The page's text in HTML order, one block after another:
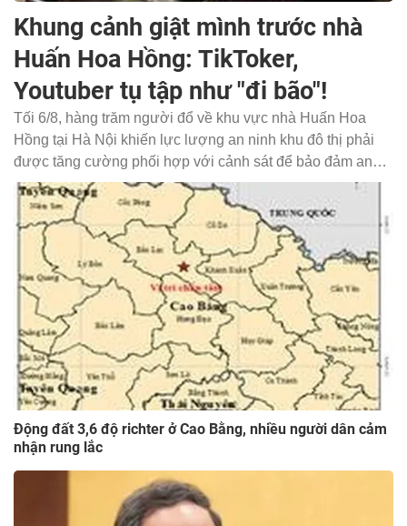
Khung cảnh giật mình trước nhà
Huấn Hoa Hồng: TikToker,
Youtuber tụ tập như "đi bão"!
Tối 6/8, hàng trăm người đổ về khu vực nhà Huấn Hoa
Hồng tại Hà Nội khiến lực lượng an ninh khu đô thị phải
được tăng cường phối hợp với cảnh sát để bảo đảm an
ninh trật tự.
Động đất 3,6 độ richter ở Cao Bằng, nhiều người dân cảm
nhận rung lắc